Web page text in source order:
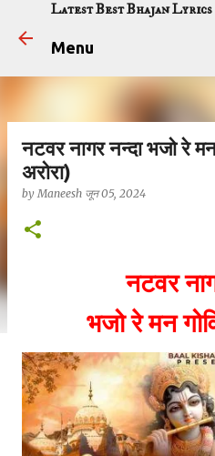
सीधे मुख्य
Latest Best Bhajan Lyrics
Menu
नटवर नागर नन्दा भजो रे मन
अरोरा)
byManeesh जून 05, 2024
नटवर
भजो रे मन